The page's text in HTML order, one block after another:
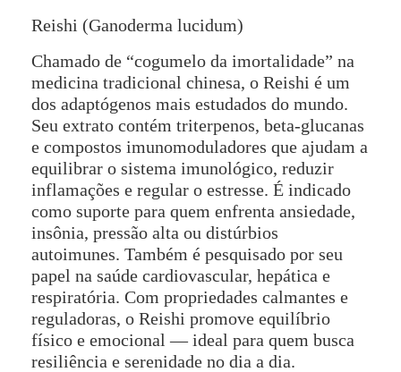
Reishi (Ganoderma lucidum)
Chamado de “cogumelo da imortalidade” na
medicina tradicional chinesa, o Reishi é um
dos adaptógenos mais estudados do mundo.
Seu extrato contém triterpenos, beta-glucanas
e compostos imunomoduladores que ajudam a
equilibrar o sistema imunológico, reduzir
inflamações e regular o estresse. É indicado
como suporte para quem enfrenta ansiedade,
insônia, pressão alta ou distúrbios
autoimunes. Também é pesquisado por seu
papel na saúde cardiovascular, hepática e
respiratória. Com propriedades calmantes e
reguladoras, o Reishi promove equilíbrio
físico e emocional — ideal para quem busca
resiliência e serenidade no dia a dia.